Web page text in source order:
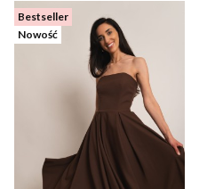
Bestseller
Nowość